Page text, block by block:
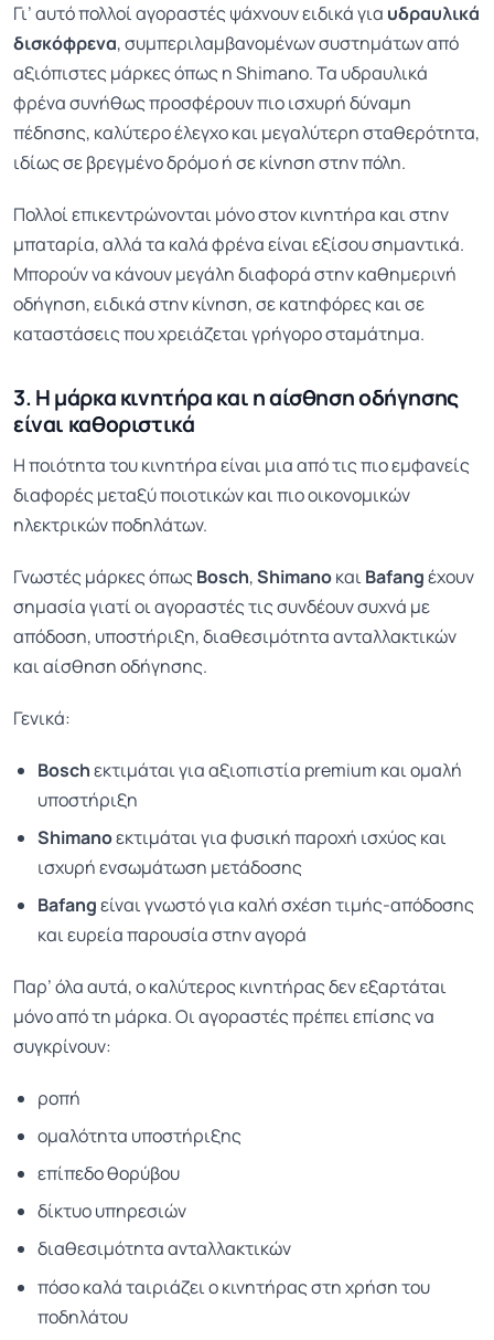
Γι’ αυτό πολλοί αγοραστές ψάχνουν ειδικά για υδραυλικά
δισκόφρενα, συμπεριλαμβανομένων συστημάτων από
αξιόπιστες μάρκες όπως η Shimano. Τα υδραυλικά
φρένα συνήθως προσφέρουν πιο ισχυρή δύναμη
πέδησης, καλύτερο έλεγχο και μεγαλύτερη σταθερότητα,
ιδίως σε βρεγμένο δρόμο ή σε κίνηση στην πόλη.
Πολλοί επικεντρώνονται μόνο στον κινητήρα και στην
μπαταρία, αλλά τα καλά φρένα είναι εξίσου σημαντικά.
Μπορούν να κάνουν μεγάλη διαφορά στην καθημερινή
οδήγηση, ειδικά στην κίνηση, σε κατηφόρες και σε
καταστάσεις που χρειάζεται γρήγορο σταμάτημα.
3. Η μάρκα κινητήρα και η αίσθηση οδήγησης
είναι καθοριστικά
Η ποιότητα του κινητήρα είναι μια από τις πιο εμφανείς
διαφορές μεταξύ ποιοτικών και πιο οικονομικών
ηλεκτρικών ποδηλάτων.
Γνωστές μάρκες όπως Bosch,Shimanoκαι Bafangέχουν
σημασία γιατί οι αγοραστές τις συνδέουν συχνά με
απόδοση, υποστήριξη, διαθεσιμότητα ανταλλακτικών
και αίσθηση οδήγησης.
Γενικά:
Boschεκτιμάται για αξιοπιστία premium και ομαλή
υποστήριξη
Shimanoεκτιμάται για φυσική παροχή ισχύος και
ισχυρή ενσωμάτωση μετάδοσης
Bafangείναι γνωστό για καλή σχέση τιμής-απόδοσης
και ευρεία παρουσία στην αγορά
Παρ’ όλα αυτά, ο καλύτερος κινητήρας δεν εξαρτάται
μόνο από τη μάρκα. Οι αγοραστές πρέπει επίσης να
συγκρίνουν:
ροπή
ομαλότητα υποστήριξης
επίπεδο θορύβου
δίκτυο υπηρεσιών
διαθεσιμότητα ανταλλακτικών
πόσο καλά ταιριάζει ο κινητήρας στη χρήση του
ποδηλάτου